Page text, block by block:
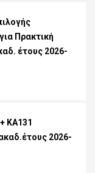
Πρακτική
έτους 2026-
KA131
2026-